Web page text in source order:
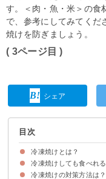
す。＜肉・魚・米＞の食
で、参考にしてみてくだ
焼けを防ぎましょう。
( 3ページ目 )
シェア
目次
冷凍焼けとは？
冷凍焼けの原因
冷凍焼けの見分け方
冷凍焼けしても食べれる
冷凍焼けしても食べれ
冷凍焼けの対策方法は？